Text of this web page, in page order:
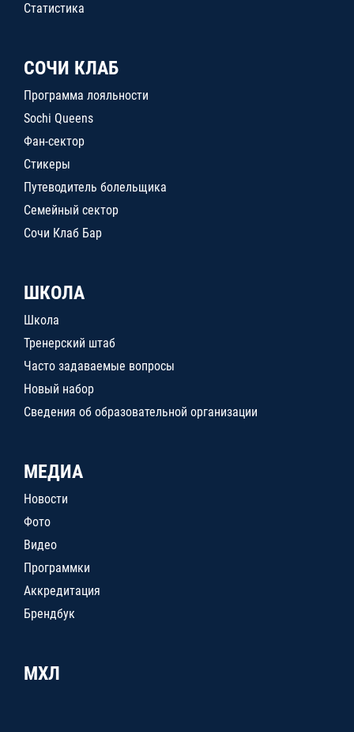
Статистика
СОЧИ КЛАБ
Программа лояльности
Sochi Queens
Фан-сектор
Стикеры
Путеводитель болельщика
Семейный сектор
Сочи Клаб Бар
ШКОЛА
Школа
Тренерский штаб
Часто задаваемые вопросы
Новый набор
Сведения об образовательной организации
МЕДИА
Новости
Фото
Видео
Программки
Аккредитация
Брендбук
МХЛ